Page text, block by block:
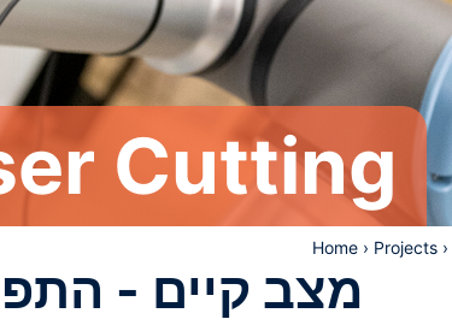
Cutting
Home› Projects›
מצב קיים -